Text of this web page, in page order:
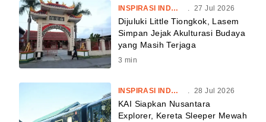
INSPIRASI INDONESIA . 27 Jul 2026
Dijuluki Little Tiongkok, Lasem
Simpan Jejak Akulturasi Budaya
yang Masih Terjaga
3 min
INSPIRASI INDONESIA . 28 Jul 2026
KAI Siapkan Nusantara
Explorer, Kereta Sleeper Mewah